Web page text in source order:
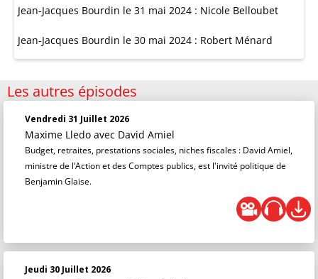
Jean-Jacques Bourdin le 31 mai 2024 : Nicole Belloubet
Jean-Jacques Bourdin le 30 mai 2024 : Robert Ménard
Les autres épisodes
Vendredi 31 Juillet 2026
Maxime Lledo avec David Amiel
Budget, retraites, prestations sociales, niches fiscales : David Amiel,
ministre de l’Action et des Comptes publics, est l'invité politique de
Benjamin Glaise.
Jeudi 30 Juillet 2026